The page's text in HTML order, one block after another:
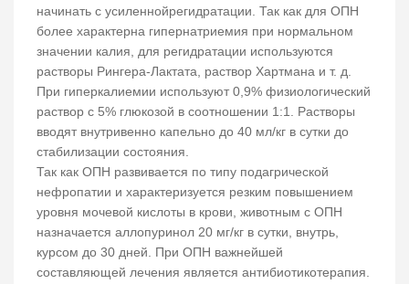
начинать с усиленнойрегидратации. Так как для ОПН
более характерна гипернатриемия при нормальном
значении калия, для регидратации используются
растворы Рингера-Лактата, раствор Хартмана и т. д.
При гиперкалиемии используют 0,9% физиологический
раствор с 5% глюкозой в соотношении 1:1. Растворы
вводят внутривенно капельно до 40 мл/кг в сутки до
стабилизации состояния.
Так как ОПН развивается по типу подагрической
нефропатии и характеризуется резким повышением
уровня мочевой кислоты в крови, животным с ОПН
назначается аллопуринол 20 мг/кг в сутки, внутрь,
курсом до 30 дней. При ОПН важнейшей
составляющей лечения является антибиотикотерапия.